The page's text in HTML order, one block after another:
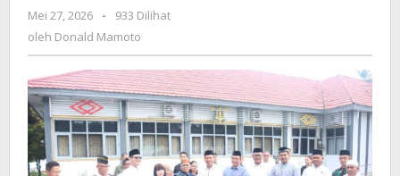
Adha
Hijriah,
Pererat
Nilai
Toleransi
Antar
Umat
Mei 27, 2026
oleh
Donald
-
933 Dilihat
oleh Donald Mamoto